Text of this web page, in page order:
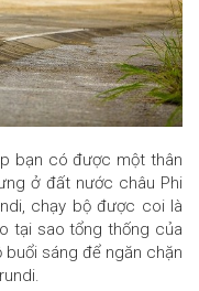
bạn có được một thân
ở đất nước châu Phi
chạy bộ được coi là
tại sao tổng thống của
sáng để ngăn chặn